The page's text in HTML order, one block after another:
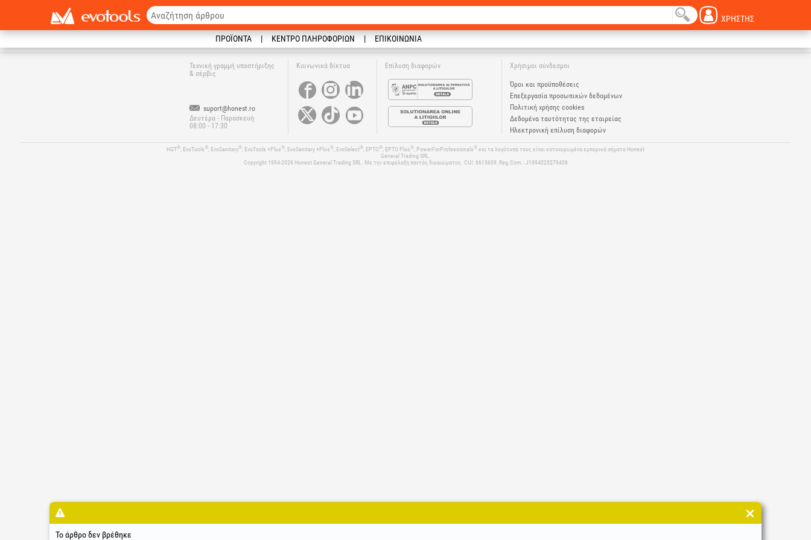
ΧΡΉΣΤΗΣ
ΠΡΟΪΌΝΤΑ ΚΈΝΤΡΟ ΠΛΗΡΟΦΟΡΙΏΝ ΕΠΙΚΟΙΝΩΝΊΑ
Τεχνική γραμμή υποστήριξης
& σέρβις
suport@honest.ro
Δευτέρα - Παρασκευή
08:00 - 17:30
Κοινωνικά δίκτυα Επίλυση διαφορών Χρήσιμοι σύνδεσμοι
Όροι και προϋποθέσεις
Επεξεργασία προσωπικών δεδομένων
Πολιτική χρήσης cookies
Δεδομένα ταυτότητας της εταιρείας
Ηλεκτρονική επίλυση διαφορών
HGT® , EvoTools® , EvoSanitary® , EvoTools +Plus® , EvoSanitary +Plus® , EvoSelect® , EPTO® , EPTO Plus® , PowerForProfessionals® και τα λογότυπά τους είναι κατοχυρωμένα εμπορικά σήματα Honest
General Trading SRL.
Copyright 1994-2026Honest General Trading SRL. Με την επιφύλαξη παντός δικαιώματος. CUI: 6615609, Reg.Com.: J1994025279406
Το άρθρο δεν βρέθηκε